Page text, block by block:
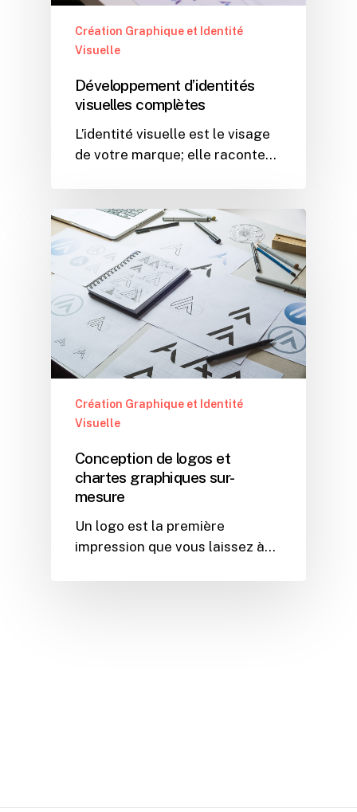
Création Graphique et Identité
Visuelle
Développement d’identités
visuelles complètes
L’identité visuelle est le visage
de votre marque; elle raconte…
Création Graphique et Identité
Visuelle
Conception de logos et
chartes graphiques sur-
mesure
Un logo est la première
impression que vous laissez à…